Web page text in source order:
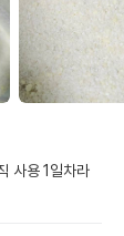
사용 1일차라